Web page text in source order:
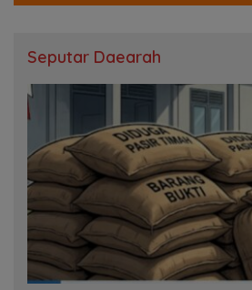
Seputar Daearah